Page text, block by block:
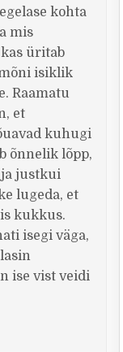
kohta
mis
üritab
isiklik
Raamatu
et
kuhugi
õnnelik lõpp,
ja justkui
lugeda, et
kukkus.
isegi väga,
ise vist veidi